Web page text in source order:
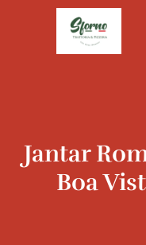
Jantar
Boa